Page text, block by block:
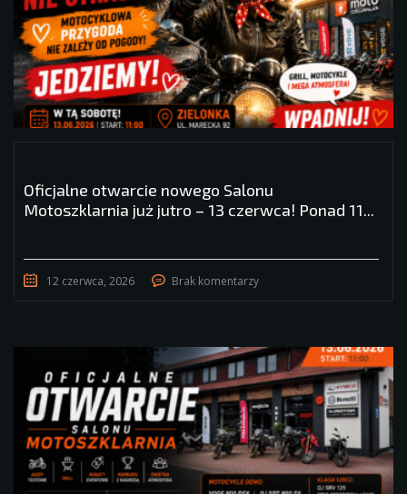
Oficjalne otwarcie nowego Salonu
Motoszklarnia już jutro – 13 czerwca! Ponad 11...
12 czerwca, 2026 Brak komentarzy